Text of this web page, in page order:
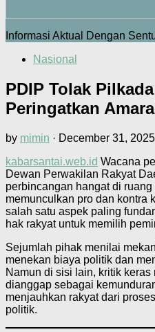
Informasi Aktual Dengan
Nasional
PDIP Tolak
Peringatkan
by mimin · December 31, 2025
kabarsantai.web.id Wacana
Dewan Perwakilan Rakyat
perbincangan hangat di
memunculkan pro dan kontra
salah satu aspek paling
hak rakyat untuk memilih
Sejumlah pihak menilai
menekan biaya politik dan
Namun di sisi lain, kritik
dianggap sebagai
menjauhkan rakyat dari
politik.